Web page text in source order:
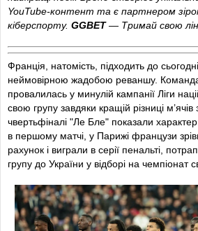
11’
Удар Олісе з правого флангу
на кутовий.
12’ ПОПЕРЕЧИНА!Рабьо пропустив
кутового з правого флангу під
штрафного, але той вгатив у
14’ Франція тримає м'яч на чужій
16’ Удар Мбаппе в зоні перед
17’
Дуе від входу до лівого флангу
19’ НІКО!Удар із лівого флангу
відбив Меньян.
YouTube-контент та є партнером
кіберспорту. GGBET— Тримай свою
Франція, натомість, підходить до
неймовірною жадобою реваншу.
провалилась у минулій кампанії Ліги
свою групу завдяки кращій різниці м’ячів
чвертьфіналі "Ле Бле" показали
в першому матчі, у Парижі французи
рахунок і виграли в серії пенальті,
групу до України у відборі на чемпіонат